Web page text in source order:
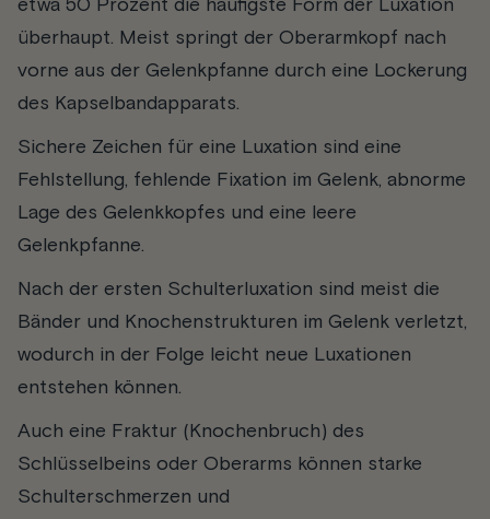
etwa 50 Prozent die häufigste Form der Luxation
überhaupt. Meist springt der Oberarmkopf nach
vorne aus der Gelenkpfanne durch eine Lockerung
des Kapselbandapparats.
Sichere Zeichen für eine Luxation sind eine
Fehlstellung, fehlende Fixation im Gelenk, abnorme
Lage des Gelenkkopfes und eine leere
Gelenkpfanne.
Nach der ersten Schulterluxation sind meist die
Bänder und Knochenstrukturen im Gelenk verletzt,
wodurch in der Folge leicht neue Luxationen
entstehen können.
Auch eine Fraktur (Knochenbruch) des
Schlüsselbeins oder Oberarms können starke
Schulterschmerzen und